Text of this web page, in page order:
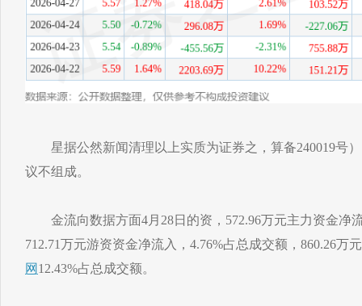
星据公然新闻清理以上实质为证券之，算备240019号
议不组成。
金流向数据方面4月28日的资，572.96万元主力资金净
712.71万元游资资金净流入，4.76%占总成交额，860.26万
网 12.43%占总成交额。